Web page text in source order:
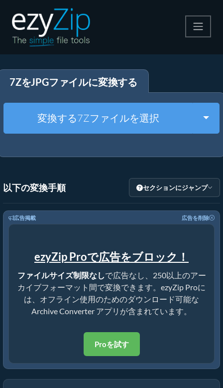
解凍する
その他のツール
7ZをJPGファイルに変換する
変換する7Zファイルを選択
以下の変換手順 セクションにジャンプ
広告掲載 広告を削除
ezyZip Proで広告をブロック！
ファイルサイズ制限なしで広告なし、250以上のアー
カイブフォーマット間で変換できます。ezyZip Proに
は、オフライン使用のためのダウンロード可能な
Archive Converter アプリが含まれています。
Proを試す